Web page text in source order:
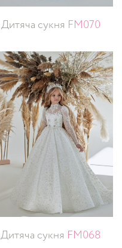
Дитяча сукня FM070
Дитяча сукня FM068